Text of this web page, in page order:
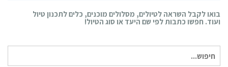
בואו לקבל השראה לטיולים, מסלולים מוכנים, כלים לתכנון טיול
ועוד. חפשו כתבות לפי שם היעד או סוג הטיול!
עבור: